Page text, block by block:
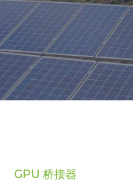
GPU 桥接器